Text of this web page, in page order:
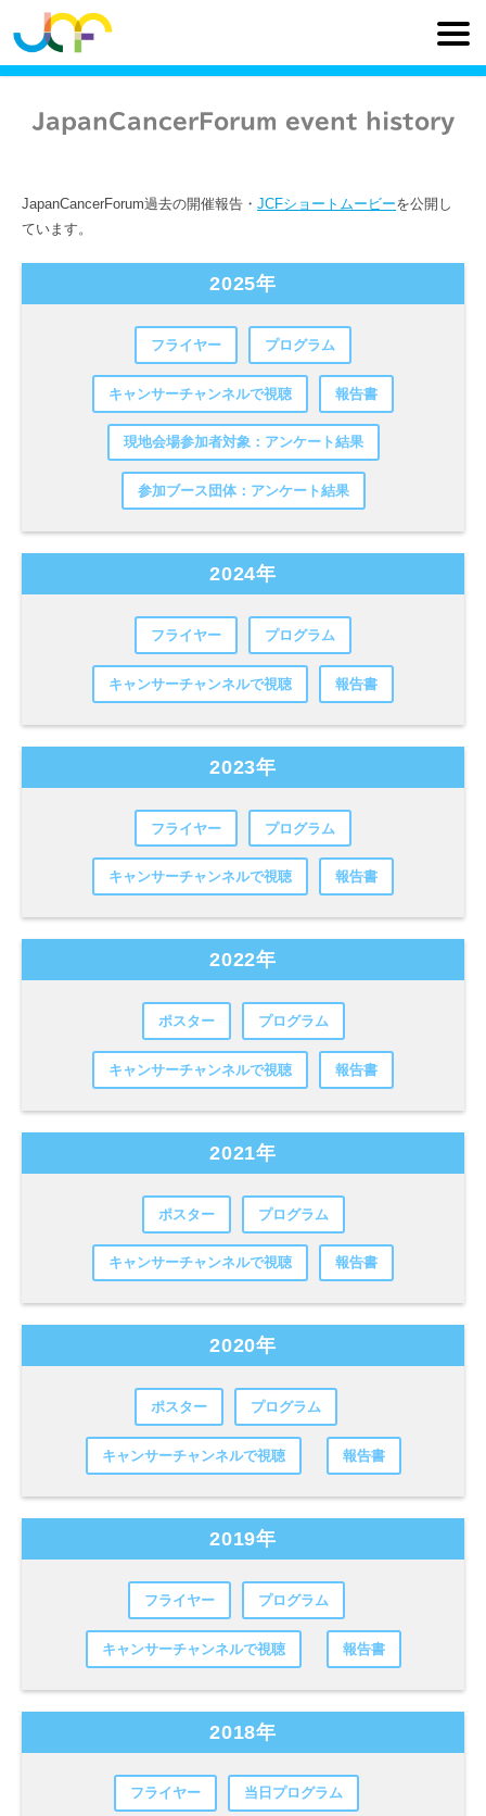
JapanCancerForum event history
JapanCancerForum過去の開催報告・ JCFショートムービーを公開し
ています。
2025年
フライヤー プログラム
キャンサーチャンネルで視聴 報告書
現地会場参加者対象：アンケート結果
参加ブース団体：アンケート結果
2024年
フライヤー プログラム
キャンサーチャンネルで視聴 報告書
2023年
フライヤー プログラム
キャンサーチャンネルで視聴 報告書
2022年
ポスター プログラム
キャンサーチャンネルで視聴 報告書
2021年
ポスター プログラム
キャンサーチャンネルで視聴 報告書
2020年
ポスター プログラム
キャンサーチャンネルで視聴 報告書
2019年
フライヤー プログラム
キャンサーチャンネルで視聴 報告書
2018年
フライヤー 当日プログラム